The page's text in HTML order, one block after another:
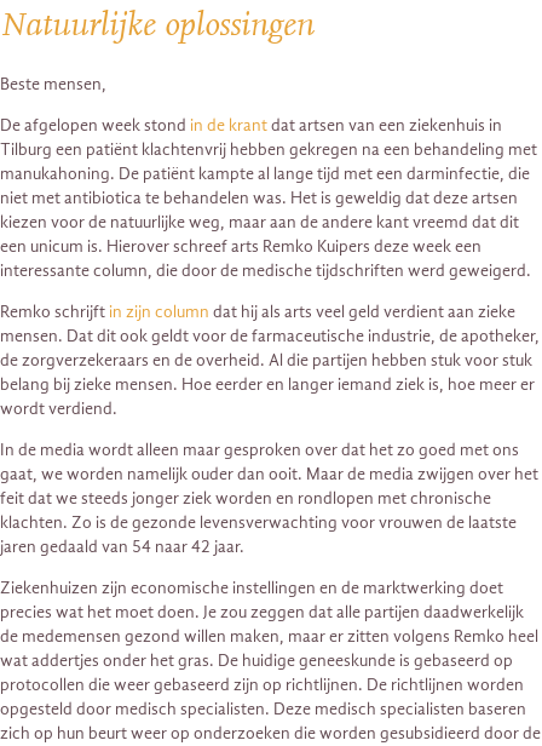
Natuurlijke oplossingen
Beste mensen,
De afgelopen week stond in de krantdat artsen van een ziekenhuis in
Tilburg een patiënt klachtenvrij hebben gekregen na een behandeling met
manukahoning. De patiënt kampte al lange tijd met een darminfectie, die
niet met antibiotica te behandelen was. Het is geweldig dat deze artsen
kiezen voor de natuurlijke weg, maar aan de andere kant vreemd dat dit
een unicum is. Hierover schreef arts Remko Kuipers deze week een
interessante column, die door de medische tijdschriften werd geweigerd.
Remko schrijft in zijn column dat hij als arts veel geld verdient aan zieke
mensen. Dat dit ook geldt voor de farmaceutische industrie, de apotheker,
de zorgverzekeraars en de overheid. Al die partijen hebben stuk voor stuk
belang bij zieke mensen. Hoe eerder en langer iemand ziek is, hoe meer er
wordt verdiend.
In de media wordt alleen maar gesproken over dat het zo goed met ons
gaat, we worden namelijk ouder dan ooit. Maar de media zwijgen over het
feit dat we steeds jonger ziek worden en rondlopen met chronische
klachten. Zo is de gezonde levensverwachting voor vrouwen de laatste
jaren gedaald van 54 naar 42 jaar.
Ziekenhuizen zijn economische instellingen en de marktwerking doet
precies wat het moet doen. Je zou zeggen dat alle partijen daadwerkelijk
de medemensen gezond willen maken, maar er zitten volgens Remko heel
wat addertjes onder het gras. De huidige geneeskunde is gebaseerd op
protocollen die weer gebaseerd zijn op richtlijnen. De richtlijnen worden
opgesteld door medisch specialisten. Deze medisch specialisten baseren
zich op hun beurt weer op onderzoeken die worden gesubsidieerd door de